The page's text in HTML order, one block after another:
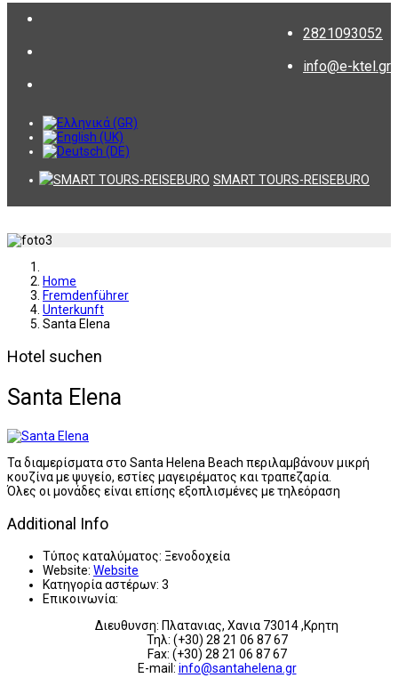
2821093052
info@e-ktel.gr
SMART TOURS-REISEBURO
Home
Fremdenführer
Unterkunft
Santa Elena
Hotel suchen
Santa Elena
Τα διαμερίσματα στο Santa Helena Beach περιλαμβάνουν μικρή
κουζίνα με ψυγείο, εστίες μαγειρέματος και τραπεζαρία.
Όλες οι μονάδες είναι επίσης εξοπλισμένες με τηλεόραση
Additional Info
Τύπος καταλύματος: Ξενοδοχεία
Website: Website
Κατηγορία αστέρων: 3
Επικοινωνία:
Διευθυνση: Πλατανιας, Χανια 73014 ,Κρητη
Τηλ: (+30) 28 21 06 87 67
Fax: (+30) 28 21 06 87 67
E-mail: info@santahelena.gr